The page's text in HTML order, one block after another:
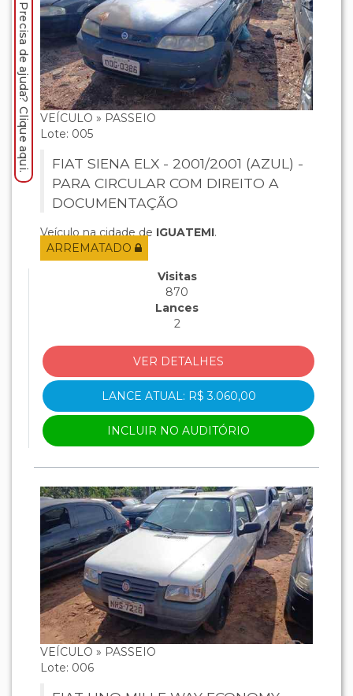
VEÍCULO » PASSEIO
Lote: 005
FIAT SIENA ELX - 2001/2001 (AZUL) -
PARA CIRCULAR COM DIREITO A
DOCUMENTAÇÃO
Veículo na cidade de IGUATEMI.
ARREMATADO
Visitas
870
Lances
2
VER DETALHES
LANCE ATUAL: R$ 3.060,00
INCLUIR NO AUDITÓRIO
VEÍCULO » PASSEIO
Lote: 006
Precisa de ajuda? Clique aqui.